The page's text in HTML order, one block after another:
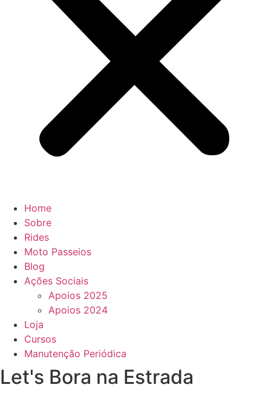
Home
Sobre
Rides
Moto Passeios
Blog
Ações Sociais
Apoios 2025
Apoios 2024
Loja
Cursos
Manutenção Periódica
Let's Bora na Estrada